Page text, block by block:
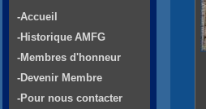
-Accueil
-Historique AMFG
-Membres d'honneur
-Devenir Membre
-Pour nous contacter